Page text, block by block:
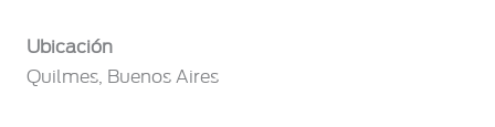
Ubicación
Quilmes, Buenos Aires